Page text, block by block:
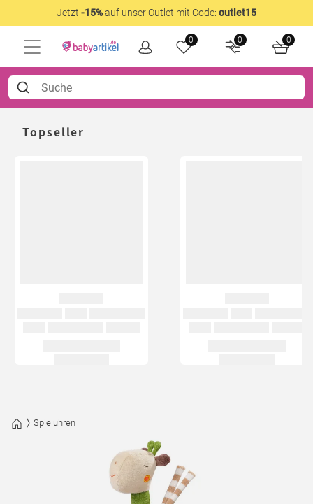
Jetzt -15%auf unser Outlet mit Code: outlet15
0 0 0
Topseller
Spieluhren